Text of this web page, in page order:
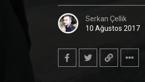
Serkan Çellik
10 Ağustos 2017